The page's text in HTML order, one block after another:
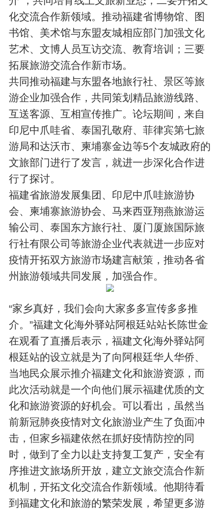
化交流合作新领域。推动福建省博物馆、图
书馆、美术馆与东盟友城相应部门加强文化
艺术、文博人员互访交流、教育培训；三要
拓展旅游交流合作新市场。
共同推动福建与东盟各地旅行社、景区等旅
游企业加强合作，共同策划精品旅游线路、
互送客源、互相宣传推广。论坛期间，来自
印尼中爪哇省、泰国孔敬府、菲律宾第七旅
游局和达沃市、柬埔寨金边等5个友城政府的
文旅部门进行了发言，就进一步深化合作进
行了探讨。
福建省旅游发展集团、印尼中爪哇旅游协
会、柬埔寨旅游协会、马来西亚翔燕旅游运
输公司、泰国东方旅行社、厦门厦旅国际旅
行社有限公司等旅游企业代表就进一步应对
疫情开拓双方旅游市场建言献策，推动各省
州旅游领域共同发展，加强合作。
“家乡真好，我们会向大家多多宣传多多推
介。”福建文化海外驿站阿根廷站站长陈世金
在观看了直播后表示，福建文化海外驿站阿
根廷站的设立就是为了向阿根廷华人华侨、
当地民众展示推介福建文化和旅游资源，而
此次活动就是一个向他们展示福建优质的文
化和旅游资源的好机会。可以看出，虽然当
前新冠肺炎疫情对文化旅游业产生了负面冲
击，但家乡福建依然在抓好疫情防控的同
时，做到了全力以赴支持复工复产，安全有
序推进文旅场所开放，建立文旅交流合作新
机制，开拓文化交流合作新领域。他期待看
到福建文化和旅游的繁荣发展，希望更多游